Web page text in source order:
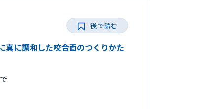
に調和した咬合面のつくりかた
後で読む